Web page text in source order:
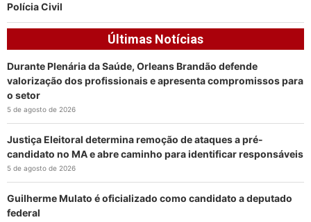
Polícia Civil
Últimas Notícias
Durante Plenária da Saúde, Orleans Brandão defende
valorização dos profissionais e apresenta compromissos para
o setor
5 de agosto de 2026
Justiça Eleitoral determina remoção de ataques a pré-
candidato no MA e abre caminho para identificar responsáveis
5 de agosto de 2026
Guilherme Mulato é oficializado como candidato a deputado
federal